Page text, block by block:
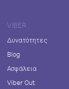
VIBER
Δυνατότητες
Blog
Ασφάλεια
Viber Out